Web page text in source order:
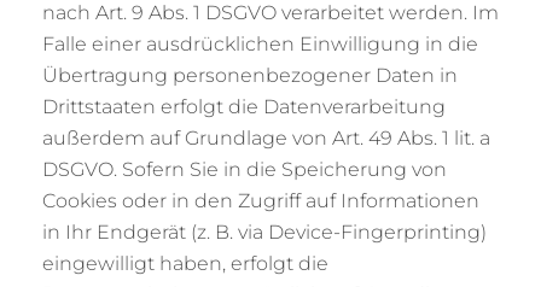
nach Art. 9 Abs. 1 DSGVO verarbeitet werden. Im
Falle einer ausdrücklichen Einwilligung in die
Übertragung personenbezogener Daten in
Drittstaaten erfolgt die Datenverarbeitung
außerdem auf Grundlage von Art. 49 Abs. 1 lit. a
DSGVO. Sofern Sie in die Speicherung von
Cookies oder in den Zugriff auf Informationen
in Ihr Endgerät (z. B. via Device-Fingerprinting)
eingewilligt haben, erfolgt die